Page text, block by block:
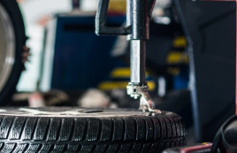
ZAJÍMAVOSTI
TECHNIKA
EKONOMIKA
ČESKÝ TRH
TUNING
PROFI